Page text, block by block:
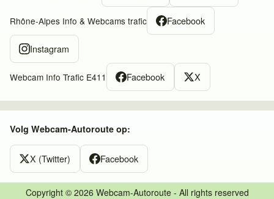
Rhône-Alpes Info & Webcams trafic Facebook
Instagram
Webcam Info Trafic E411 Facebook X
Volg Webcam-Autoroute op:
X (Twitter) Facebook
Copyright © 2026 Webcam-Autoroute - All rights reserved